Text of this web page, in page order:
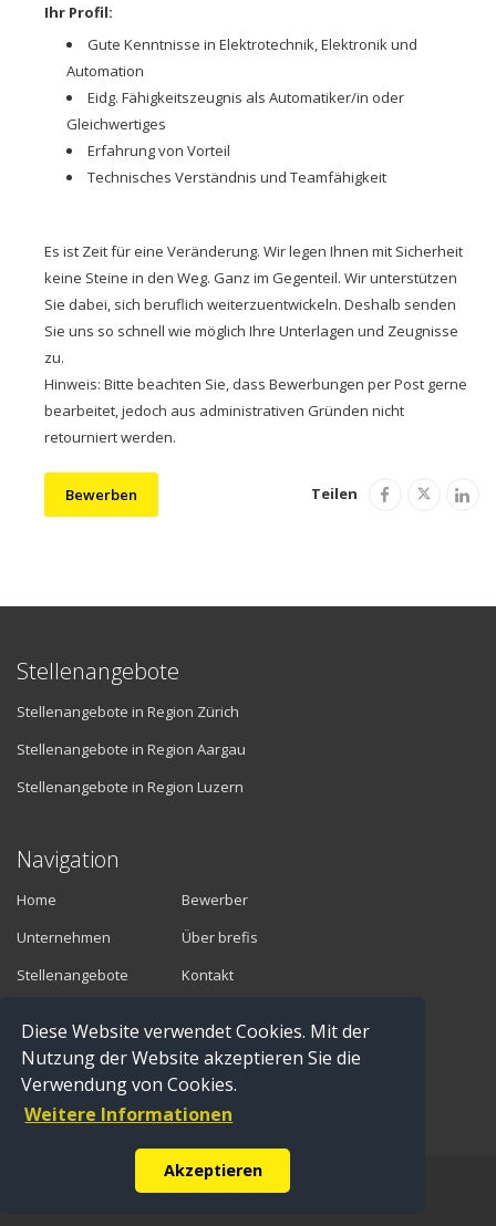
Diese Website verwendet Cookies. Mit der
Nutzung der Website akzeptieren Sie die
Verwendung von Cookies.
Weitere Informationen
Akzeptieren
Ihr Profil:
Gute Kenntnisse in Elektrotechnik, Elektronik und
Automation
Eidg. Fähigkeitszeugnis als Automatiker/in oder
Gleichwertiges
Erfahrung von Vorteil
Technisches Verständnis und Teamfähigkeit
Es ist Zeit für eine Veränderung. Wir legen Ihnen mit Sicherheit
keine Steine in den Weg. Ganz im Gegenteil. Wir unterstützen
Sie dabei, sich beruflich weiterzuentwickeln. Deshalb senden
Sie uns so schnell wie möglich Ihre Unterlagen und Zeugnisse
zu.
Hinweis: Bitte beachten Sie, dass Bewerbungen per Post gerne
bearbeitet, jedoch aus administrativen Gründen nicht
retourniert werden.
Bewerben Teilen
Stellenangebote
Stellenangebote in Region Zürich
Stellenangebote in Region Aargau
Stellenangebote in Region Luzern
Navigation
Home
Unternehmen
Stellenangebote
Bewerber
Über brefis
Kontakt
Vermittler
Anmelden
Registrieren
© Copyright 2016 brefis personal ag - 6300 Zug |